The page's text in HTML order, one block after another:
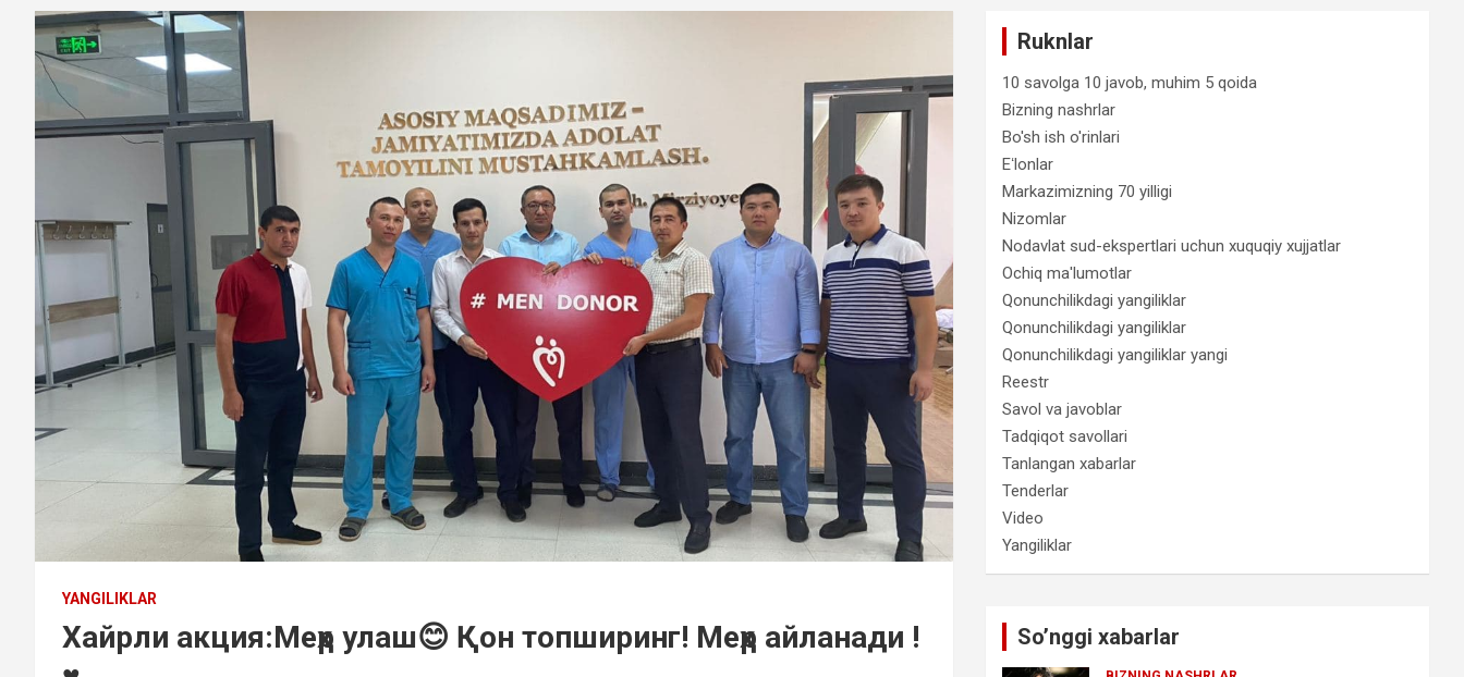
YANGILIKLAR
Хайрли акция:Меҳр улаш😊 Қон топширинг! Меҳр айланади !
Ruknlar
10 savolga 10 javob, muhim 5 qoida
Bizning nashrlar
Bo'sh ish o'rinlari
Eʻlonlar
Markazimizning 70 yilligi
Nizomlar
Nodavlat sud-ekspertlari uchun xuquqiy xujjatlar
Ochiq ma'lumotlar
Qonunchilikdagi yangiliklar
Qonunchilikdagi yangiliklar
Qonunchilikdagi yangiliklar yangi
Reestr
Savol va javoblar
Tadqiqot savollari
Tanlangan xabarlar
Tenderlar
Video
Yangiliklar
So’nggi xabarlar